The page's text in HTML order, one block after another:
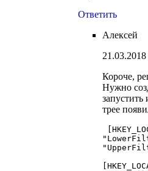
Ответить
Алексей
Короче,
Нужно
запустить
трее